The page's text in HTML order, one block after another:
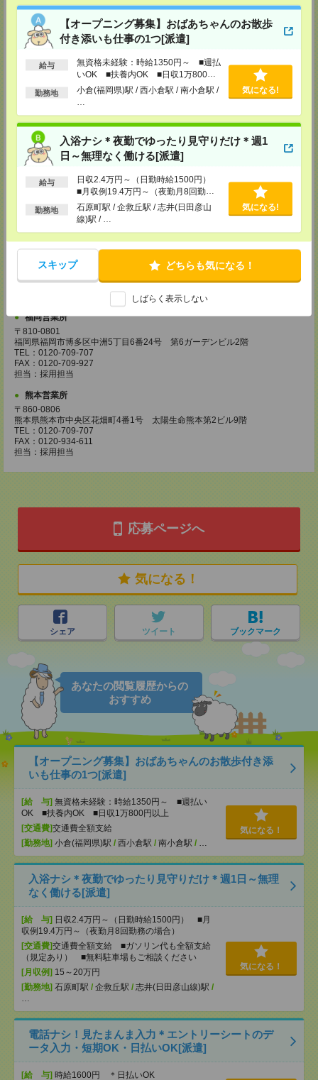
【オープニング募集】おばあちゃんのお散歩
付き添いも仕事の1つ[派遣]
給与
無資格未経験：時給1350円～ ■週払
いOK ■扶養内OK ■日収1万800円
以上
勤務地
小倉(福岡県)駅 / 西小倉駅 / 南小倉駅 /
気になる!
入浴ナシ＊夜勤でゆったり見守りだけ＊週1
日～無理なく働ける[派遣]
給与
日収2.4万円～（日勤時給1500円）
■月収例19.4万円～（夜勤月8回勤務
の場合）
勤務地
石原町駅 / 企救丘駅 / 志井(日田彦山
線)駅 / …
気になる!
スキップ どちらも気になる！
しばらく表示しない
〒530-0017
大阪府大阪市北区角田町8番1号 大阪梅田ツインタワーズ・ノース34階
TEL：0120-995-985
FAX：0120-992-568
担当：採用担当
神戸営業所
〒650-0044
兵庫県神戸市中央区東川崎町1丁目3番3号 神戸ハーバーランドセンタービ
TEL：0120-995-984
FAX：0120-709-785
担当：採用担当
広島営業所
広島県広島市中区紙屋町2丁目1番地22号 広島興銀ビル11階
TEL：0120-709-707
FAX：0120-934-504
松山営業所
〒790-0003
愛媛県松山市三番町7丁目1番地21号 ジブラルタ生命松山ビル8階
FAX：0120-709-890
福岡営業所
〒810-0801
福岡県福岡市博多区中洲5丁目6番24号 第6ガーデンビル2階
TEL：0120-709-707
FAX：0120-709-927
担当：採用担当
熊本営業所
〒860-0806
熊本県熊本市中央区花畑町4番1号 太陽生命熊本第2ビル9階
TEL：0120-709-707
FAX：0120-934-611
担当：採用担当
応募ページへ
気になる！
シェア ツイート ブックマーク
あなたの閲覧履歴からの
おすすめ
【オープニング募集】おばあちゃんのお散歩付き添
いも仕事の1つ[派遣]
[給 与] 無資格未経験：時給1350円～ ■週払い
OK ■扶養内OK ■日収1万800円以上
[交通費]交通費全額支給
[勤務地] 小倉(福岡県)駅 / 西小倉駅 / 南小倉駅 / …
気になる！
入浴ナシ＊夜勤でゆったり見守りだけ＊週1日～無理
なく働ける[派遣]
[給 与] 日収2.4万円～（日勤時給1500円） ■月
収例19.4万円～（夜勤月8回勤務の場合）
[交通費]交通費全額支給 ■ガソリン代も全額支給
（規定あり） ■無料駐車場もご相談ください
[月収例] 15～20万円
[勤務地] 石原町駅 / 企救丘駅 / 志井(日田彦山線)駅 /
…
気になる！
電話ナシ！見たまんま入力＊エントリーシートのデ
ータ入力・短期OK・日払いOK[派遣]
[給 与] 時給1600円 ＊日払いOK